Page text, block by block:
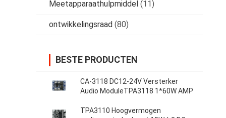
Meetapparaathulpmiddel (11)
ontwikkelingsraad (80)
BESTE PRODUCTEN
CA-3118 DC12-24V Versterker
Audio ModuleTPA3118 1*60W AMP
TPA3110 Hoogvermogen